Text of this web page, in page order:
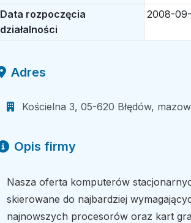
Data rozpoczęcia
działalności
2008-
Adres
Kościelna 3, 05-620 Błędów,
Opis firmy
Nasza oferta komputerów
skierowane do najbardziej
najnowszych procesorów oraz kart